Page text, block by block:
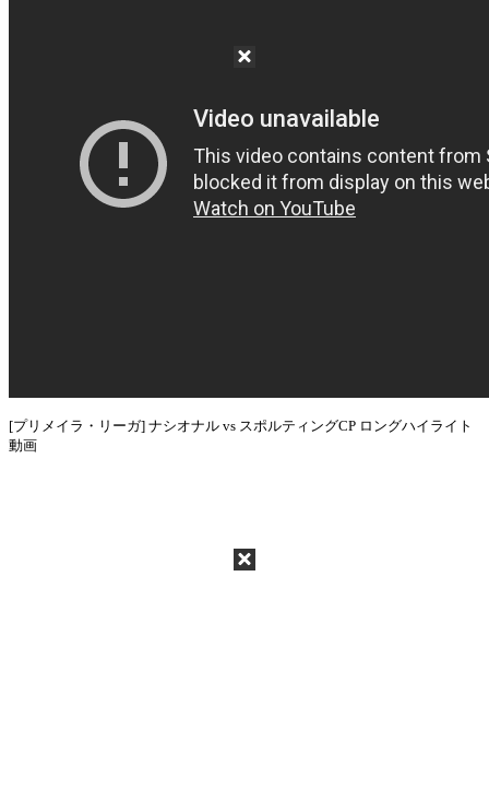
[プリメイラ・リーガ] ナシオナル vs スポルティングCP ロングハイライト
動画